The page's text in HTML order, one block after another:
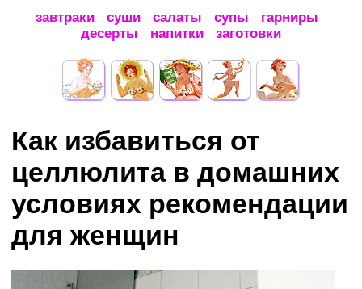
завтраки суши салаты супы
гарниры
десерты
напитки заготовки
Как избавиться от
целлюлита в домашних
условиях рекомендации
для женщин